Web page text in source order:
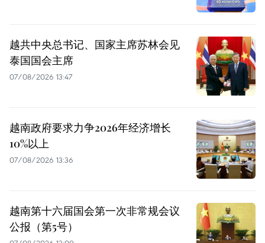
越共中央总书记、国家主席苏林会见
泰国国会主席
07/08/2026 13:47
越南政府要求力争2026年经济增长
10%以上
07/08/2026 13:36
越南第十六届国会第一次非常规会议
公报（第5号）